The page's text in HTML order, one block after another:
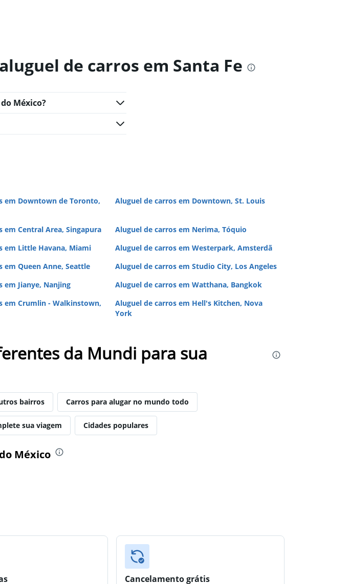
de carros em Santa Fe
México?
em Downtown de Toronto,
Aluguel de carros em Downtown, St. Louis
em Central Area, Singapura
Aluguel de carros em Nerima, Tóquio
em Little Havana, Miami
Aluguel de carros em Westerpark, Amsterdã
em Queen Anne, Seattle
Aluguel de carros em Studio City, Los Angeles
em Jianye, Nanjing
Aluguel de carros em Watthana, Bangkok
em Crumlin - Walkinstown,
Aluguel de carros em Hell's Kitchen, Nova
York
da Mundi para sua
bairros Carros para alugar no mundo todo
sua viagem Cidades populares
México
Cancelamento grátis